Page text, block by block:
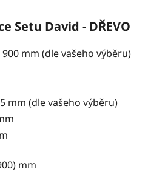
Setu David -
mm (dle vašeho výběru)
mm (dle vašeho výběru)
mm